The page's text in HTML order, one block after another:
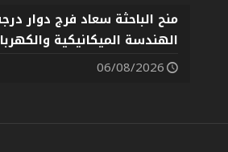
منح الباحثة سعاد فرج دوار
الهندسة الميكانيكية
06/08/2026